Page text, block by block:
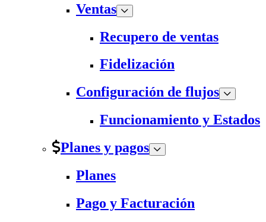
Ventas
Recupero de ventas
Fidelización
Configuración de flujos
Funcionamiento y Estados
Planes y pagos
Planes
Pago y Facturación